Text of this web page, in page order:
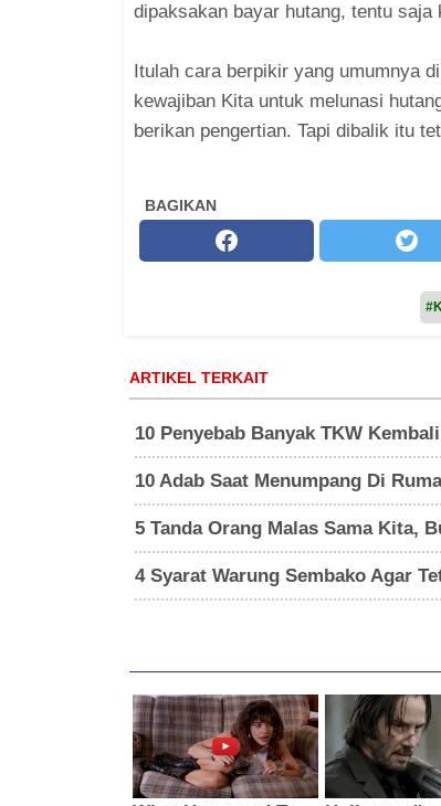
dipaksakan bayar hutang, tentu
Itulah cara berpikir yang umumnya
kewajiban Kita untuk melunasi
berikan pengertian. Tapi dibalik itu
BAGIKAN
ARTIKEL TERKAIT
10 Penyebab Banyak TKW
10 Adab Saat Menumpang Di
5 Tanda Orang Malas Sama Kita,
4 Syarat Warung Sembako Agar